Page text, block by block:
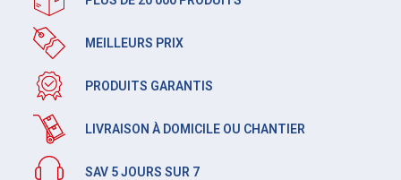
MEILLEURS PRIX
PRODUITS GARANTIS
LIVRAISON À DOMICILE OU CHANTIER
SAV 5 JOURS SUR 7